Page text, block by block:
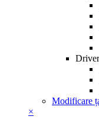
Modificare
×